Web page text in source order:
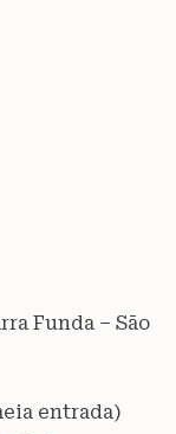
Funda – São
entrada)